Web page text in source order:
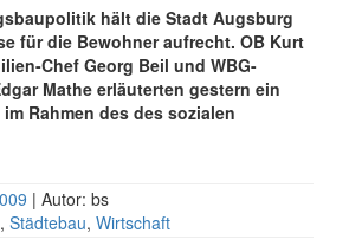
hält die Stadt Augsburg
für die Bewohner aufrecht. OB Kurt
Chef Georg Beil und WBG-
Mathe erläuterten gestern ein
Rahmen des des sozialen
| Autor: bs
, Städtebau, Wirtschaft